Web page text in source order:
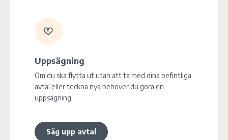
Uppsägning
Om du ska flytta ut utan att ta med dina befintliga
avtal eller teckna nya behöver du göra en
uppsägning.
Säg upp avtal